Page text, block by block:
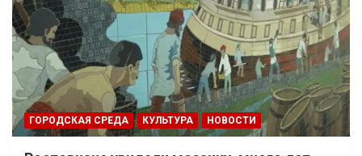
ГОРОДСКАЯ СРЕДА КУЛЬТУРА НОВОСТИ